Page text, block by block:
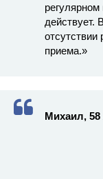
действует.
отсутствии
приема.»
Михаил, 58